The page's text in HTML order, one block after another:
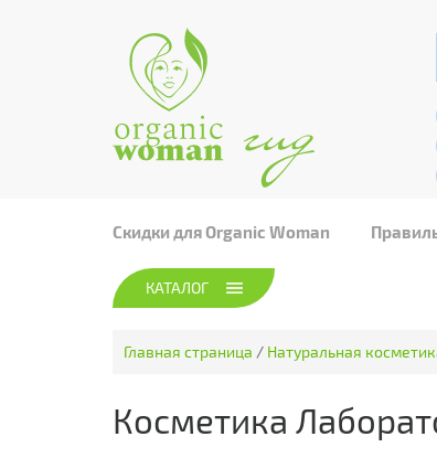
Скидки для Organic Woman
КАТАЛОГ
Главная страница / Натуральная
Косметика